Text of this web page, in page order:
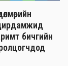
бичгийн